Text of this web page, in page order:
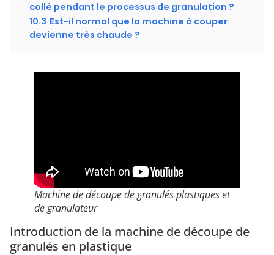
collé pendant le processus de granulation ?
10.3 Est-il normal que la machine à couper
devienne très chaude ?
Machine de découpe de granulés plastiques et
de granulateur
Introduction de la machine de découpe de
granulés en plastique